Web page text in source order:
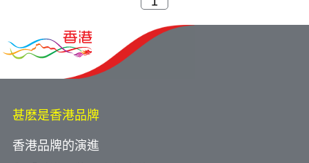
甚麽是香港品牌
香港品牌的演進